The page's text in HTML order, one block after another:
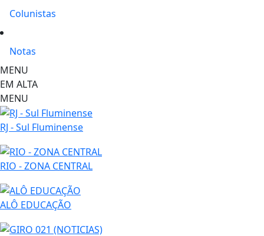
Colunistas
Notas
MENU
EM ALTA
MENU
RJ - Sul Fluminense
RIO - ZONA CENTRAL
ALÔ EDUCAÇÃO